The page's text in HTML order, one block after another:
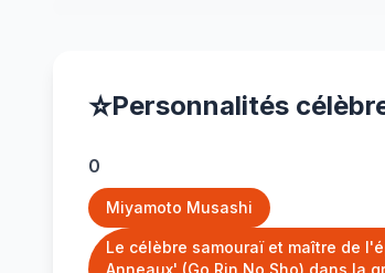
⭐Personnalités
0
Miyamoto Musashi
Le célèbre samouraï et maître de
Anneaux' (Go Rin No Sho) dans la